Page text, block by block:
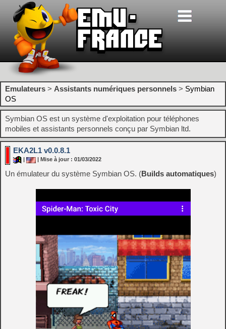
Emulateurs > Assistants numériques personnels > Symbian
OS
Symbian OS est un système d'exploitation pour téléphones
mobiles et assistants personnels conçu par Symbian ltd.
EKA2L1 v0.0.8.1
| Mise à jour : 01/03/2022
Un émulateur du système Symbian OS. (Builds automatiques)